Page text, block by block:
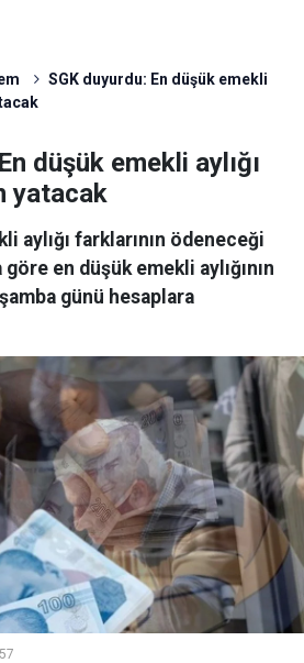
SGK duyurdu: En düşük emekli
düşük emekli aylığı
yatacak
aylığı farklarının ödeneceği
en düşük emekli aylığının
günü hesaplara